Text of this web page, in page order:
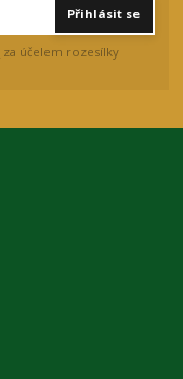
Přihlásit se
za účelem rozesílky